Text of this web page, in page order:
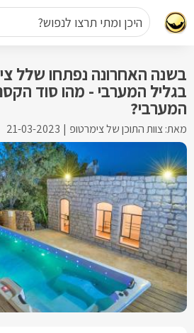
היכן ומתי תרצו לנפוש?
בשנה האחרונה נפתחו שלל
בגליל המערבי - מהו סוד
המערבי?
מאת: צוות התוכן של צימרטופ 21-03-2023